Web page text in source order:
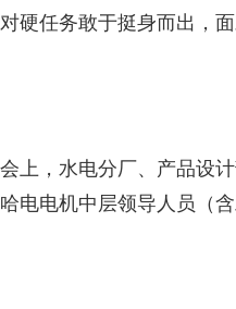
对硬任务敢于挺身而出，
会上，水电分厂、产品设
哈电电机中层领导人员（